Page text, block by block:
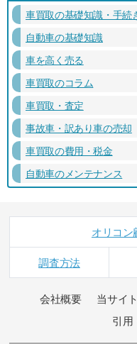
車買取の基礎知識・手続
自動車の基礎知識
車を高く売る
車買取のコラム
車買取・査定
事故車・訳あり車の売却
車買取の費用・税金
自動車のメンテナンス
オリコン
調査方法
会社概要 当サイ
引用